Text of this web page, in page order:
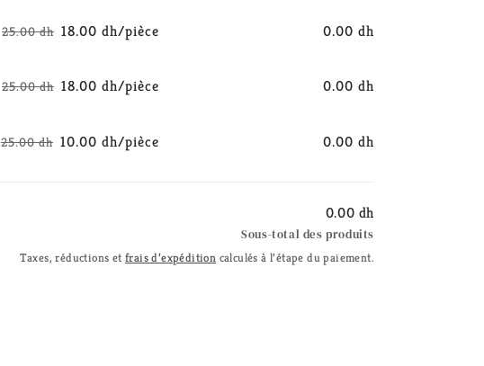
Prix
25.00 dh
Prix
18.00 dh/pièce 0.00 dh
Prix
25.00 dh
Prix
18.00 dh/pièce 0.00 dh
Prix
25.00 dh
Prix
10.00 dh/pièce
0.00 dh
0.00 dh
Sous-total des produits
Taxes, réductions et frais d’expédition calculés à l’étape du paiement.